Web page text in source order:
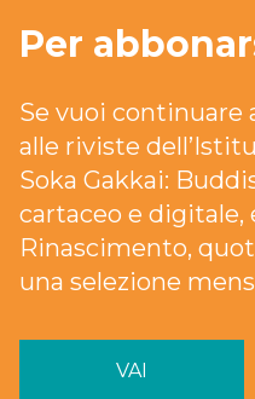
Per
Se vuoi continuare
alle riviste
Soka Gakkai:
cartaceo e digitale,
Rinascimento,
una selezione
VAI